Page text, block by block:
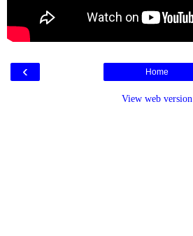
‹ Home
View web version